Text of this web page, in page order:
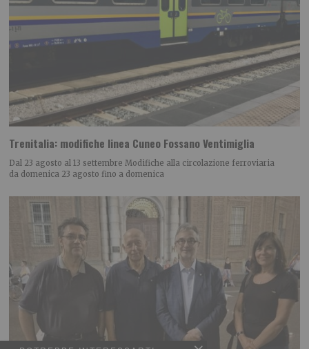
Trenitalia: modifiche linea Cuneo Fossano Ventimiglia
Dal 23 agosto al 13 settembre Modifiche alla circolazione ferroviaria
da domenica 23 agosto fino a domenica